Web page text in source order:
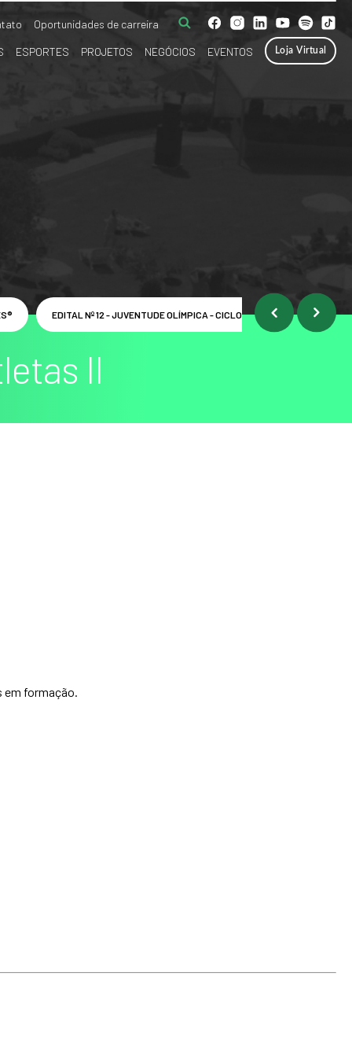
ESPORTES PROJETOS NEGÓCIOS EVENTOS Loja Virtual
Oportunidades de carreira
II
EDITAL Nº 12 - JUVENTUDE OLÍMPICA - CICLO 2025-2028
em formação.